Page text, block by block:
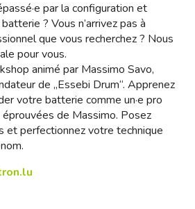
par la configuration et
? Vous n’arrivez pas à
que vous recherchez ? Nous
pour vous.
animé par Massimo Savo,
de „Essebi Drum“. Apprenez
votre batterie comme un·e pro
de Massimo. Posez
et perfectionnez votre technique